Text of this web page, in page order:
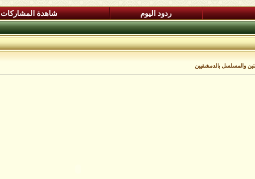
ردود اليوم شاهدة المشاركات